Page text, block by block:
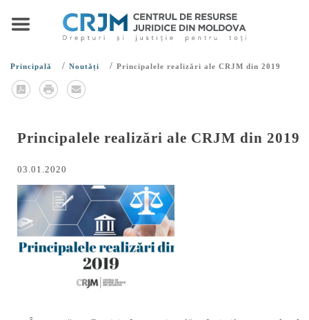
Principală / Noutăți / Principalele realizări ale CRJM din 2019
Principalele realizări ale CRJM din 2019
03.01.2020